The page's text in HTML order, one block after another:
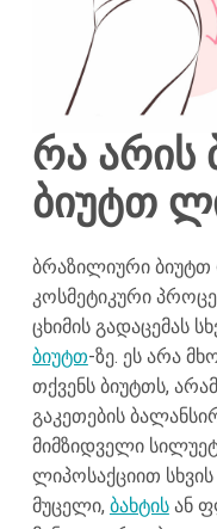
რა არის
ბიუტთ
ბრაზილიური ბიუტთ
კოსმეტიკური
ცხიმის გადაცემას
ბიუტთ-ზე. ეს არა
თქვენს ბიუტთს,
გაკეთების
მიმზიდველი
ლიპოსაქციით
მუცელი, ბახტისან